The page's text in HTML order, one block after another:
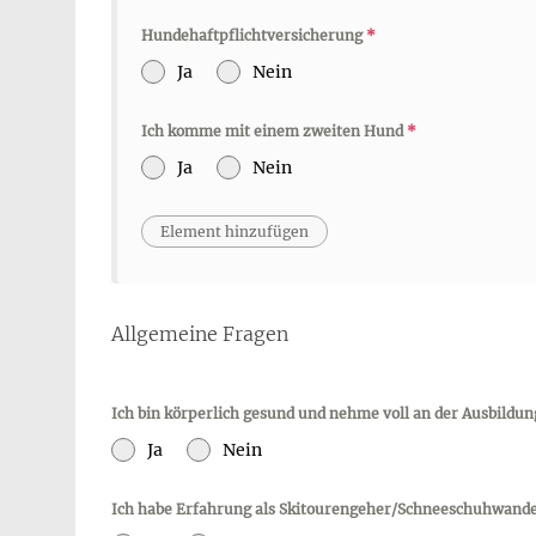
Hundehaftpflichtversicherung *
Ja Nein
Ich komme mit einem zweiten Hund *
Ja Nein
Allgemeine Fragen
Ich bin körperlich gesund und nehme voll an der
Ja Nein
Ich habe Erfahrung als Skitourengeher/